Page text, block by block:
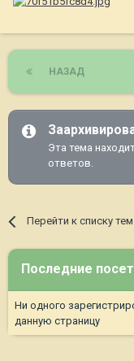
НАЗАД
Эта тема
ответов.
Перейти к списку тем
Последние
Ни одного
данную страницу